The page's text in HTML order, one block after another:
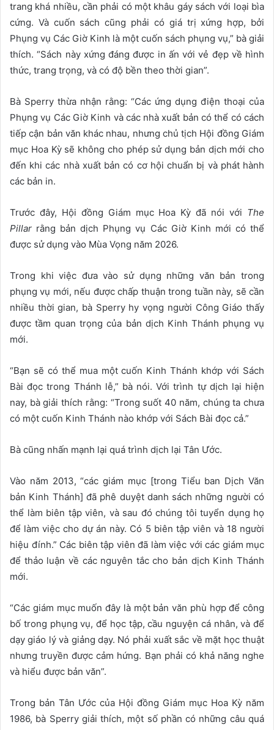
trang khá nhiều, cần phải có một khâu gáy sách với loại bìa
cứng. Và cuốn sách cũng phải có giá trị xứng hợp, bởi
Phụng vụ Các Giờ Kinh là một cuốn sách phụng vụ,” bà giải
thích. “Sách này xứng đáng được in ấn với vẻ đẹp về hình
thức, trang trọng, và có độ bền theo thời gian”.
Bà Sperry thừa nhận rằng: “Các ứng dụng điện thoại của
Phụng vụ Các Giờ Kinh và các nhà xuất bản có thể có cách
tiếp cận bản văn khác nhau, nhưng chủ tịch Hội đồng Giám
mục Hoa Kỳ sẽ không cho phép sử dụng bản dịch mới cho
đến khi các nhà xuất bản có cơ hội chuẩn bị và phát hành
các bản in.
Trước đây, Hội đồng Giám mục Hoa Kỳ đã nói với The
Pillar rằng bản dịch Phụng vụ Các Giờ Kinh mới có thể
được sử dụng vào Mùa Vọng năm 2026.
Trong khi việc đưa vào sử dụng những văn bản trong
phụng vụ mới, nếu được chấp thuận trong tuần này, sẽ cần
nhiều thời gian, bà Sperry hy vọng người Công Giáo thấy
được tầm quan trọng của bản dịch Kinh Thánh phụng vụ
mới.
“Bạn sẽ có thể mua một cuốn Kinh Thánh khớp với Sách
Bài đọc trong Thánh lễ,” bà nói. Với trình tự dịch lại hiện
nay, bà giải thích rằng: “Trong suốt 40 năm, chúng ta chưa
có một cuốn Kinh Thánh nào khớp với Sách Bài đọc cả.”
Bà cũng nhấn mạnh lại quá trình dịch lại Tân Ước.
Vào năm 2013, “các giám mục [trong Tiểu ban Dịch Văn
bản Kinh Thánh] đã phê duyệt danh sách những người có
thể làm biên tập viên, và sau đó chúng tôi tuyển dụng họ
để làm việc cho dự án này. Có 5 biên tập viên và 18 người
hiệu đính.” Các biên tập viên đã làm việc với các giám mục
để thảo luận về các nguyên tắc cho bản dịch Kinh Thánh
mới.
“Các giám mục muốn đây là một bản văn phù hợp để công
bố trong phụng vụ, để học tập, cầu nguyện cá nhân, và để
dạy giáo lý và giảng dạy. Nó phải xuất sắc về mặt học thuật
nhưng truyền được cảm hứng. Bạn phải có khả năng nghe
và hiểu được bản văn”.
Trong bản Tân Ước của Hội đồng Giám mục Hoa Kỳ năm
1986, bà Sperry giải thích, một số phần có những câu quá